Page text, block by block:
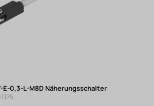
E-0,3-L-M8D Näherungsschalter